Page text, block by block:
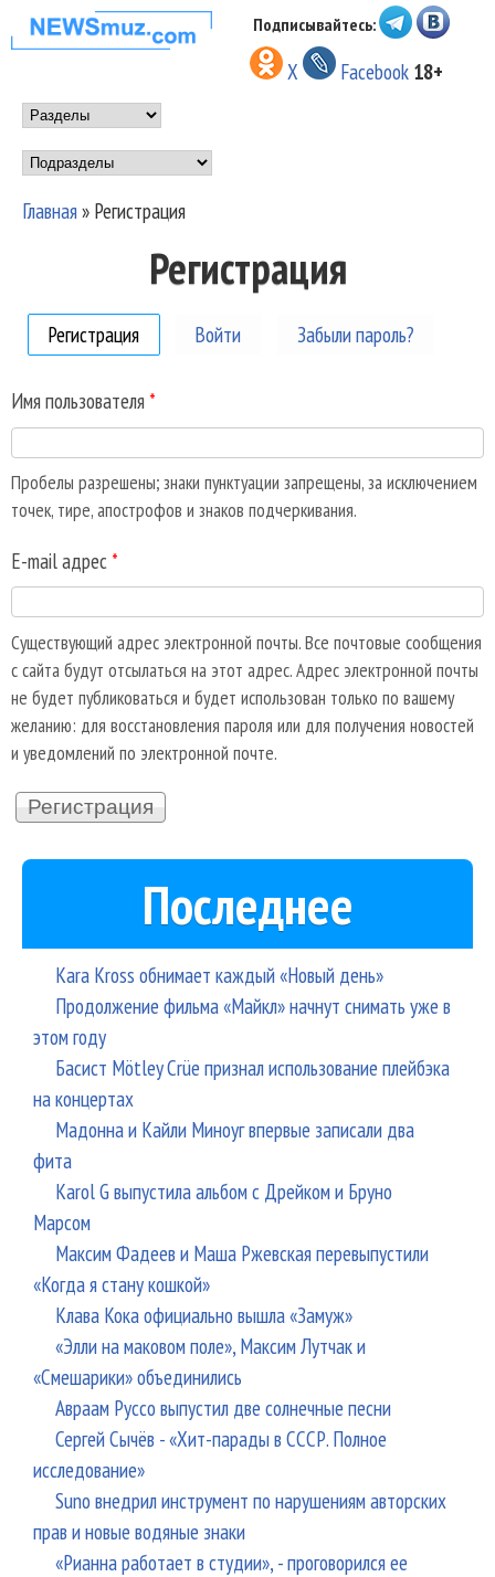
Перейти к основному
содержанию
НОВОСТИ
МУЗЫКИ И
ШОУ БИЗНЕСА
NEWSMUZ.COM
Подписывайтесь:
X Facebook 18+
Main menu
Подразделы
Главная» Регистрация
Регистрация
Регистрация (активная вкладка)
Войти Забыли пароль?
Имя пользователя *
Пробелы разрешены; знаки пунктуации запрещены, за исключением
точек, тире, апострофов и знаков подчеркивания.
E-mail адрес *
Существующий адрес электронной почты. Все почтовые сообщения
с сайта будут отсылаться на этот адрес. Адрес электронной почты
не будет публиковаться и будет использован только по вашему
желанию: для восстановления пароля или для получения новостей
и уведомлений по электронной почте.
Последнее
Kara Kross обнимает каждый «Новый день»
Продолжение фильма «Майкл» начнут снимать уже в
этом году
Басист Mötley Crüe признал использование плейбэка
на концертах
Мадонна и Кайли Миноуг впервые записали два
фита
Karol G выпустила альбом с Дрейком и Бруно
Марсом
Максим Фадеев и Маша Ржевская перевыпустили
«Когда я стану кошкой»
Клава Кока официально вышла «Замуж»
«Элли на маковом поле», Максим Лутчак и
«Смешарики» объединились
Авраам Руссо выпустил две солнечные песни
Сергей Сычёв - «Хит-парады в СССР. Полное
исследование»
Suno внедрил инструмент по нарушениям авторских
прав и новые водяные знаки
«Рианна работает в студии», - проговорился ее